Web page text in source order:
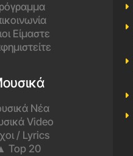
Είμαστε
Νέα
Video
/ Lyrics
Top 20